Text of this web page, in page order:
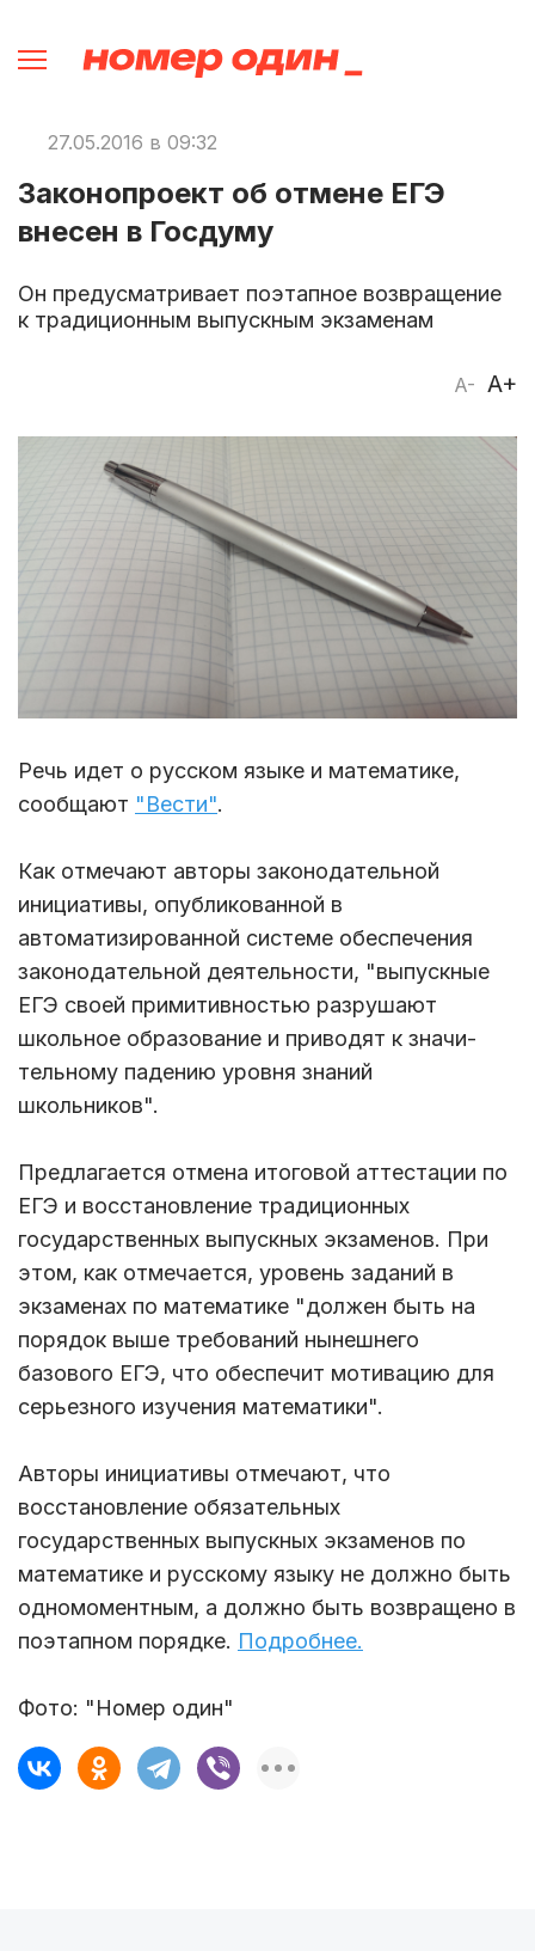
27.05.2016 в 09:32
Законопроект об отмене ЕГЭ
внесен в Госдуму
Он предусматривает поэтапное возвращение
к традиционным выпускным экзаменам
A- A+
Речь идет о русском языке и математике,
сообщают "Вести".
Как отмечают авторы законодательной
инициативы, опубликованной в
автоматизированной системе обеспечения
законодательной деятельности, "выпускные
ЕГЭ своей примитивностью разрушают
школьное образование и приводят к значи­
тельному падению уровня знаний
школьников".
Предлагается отмена итоговой аттестации по
ЕГЭ и восстановление традиционных
государственных выпускных экзаменов. При
этом, как отмечается, уровень заданий в
экзаменах по математике "должен быть на
порядок выше требований нынешнего
базового ЕГЭ, что обеспечит мотивацию для
серьезного изучения математики".
Авторы инициативы отмечают, что
восстановление обязательных
государственных выпускных экзаменов по
математике и русскому языку не должно быть
одномоментным, а должно быть возвращено в
поэтапном порядке. Подробнее.
Фото: "Номер один"